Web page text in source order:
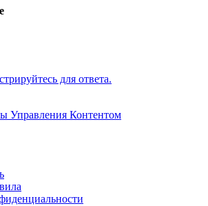
для ответа.
Управления Контентом